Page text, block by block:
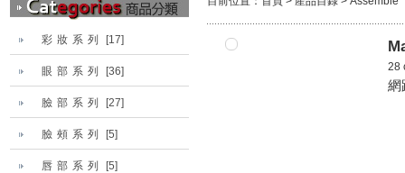
彩妝系列 [17]
眼部系列 [36]
臉部系列 [27]
臉頰系列 [5]
唇部系列 [5]
28
網